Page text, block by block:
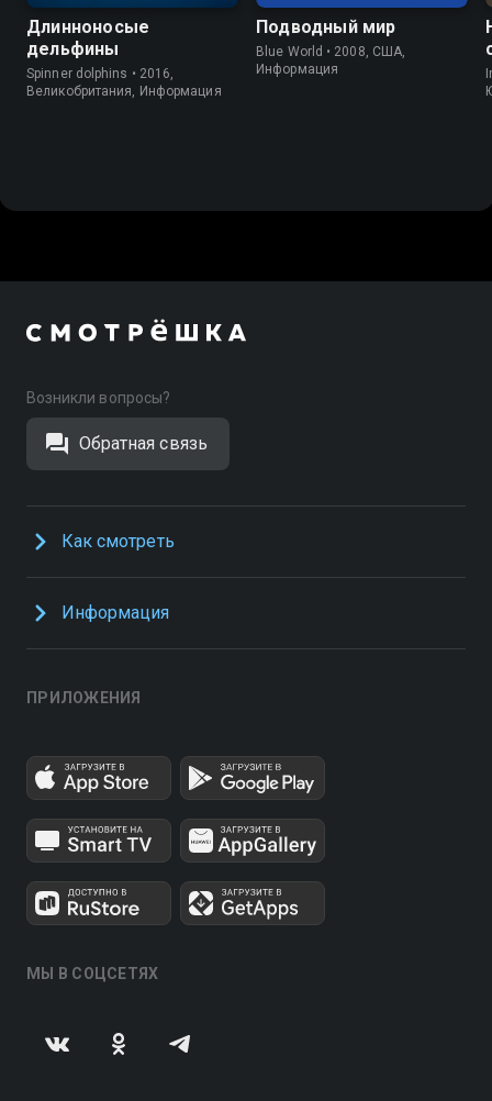
Длинноносые
дельфины
Spinner dolphins • 2016,
Великобритания, Информация
Подводный мир
Blue World • 2008, США,
Информация
Возникли вопросы?
Обратная связь
Как смотреть
Информация
ПРИЛОЖЕНИЯ
МЫ В СОЦСЕТЯХ